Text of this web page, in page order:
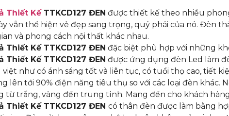
Thiết KếTTKCD127 ĐEN được thiết kế theo nhiều
vẫn thể hiện vẻ đẹp sang trọng, quý phái của nó. Đèn
và phong cách nội thất khác nhau.
Thiết Kế TTKCD127 ĐEN đặc biệt phù hợp với những
Thiết Kế TTKCD127 ĐEN được ứng dụng đèn Led làm
việt như có ánh sáng tốt và liên tục, có tuổi thọ cao, tiết
lên tới 90% điện năng tiêu thụ so với các loại đèn khác.
từ trắng, vàng đến trung tính. Mang đến cho khách
Thiết Kế TTKCD127 ĐEN có thân đèn được làm bằng